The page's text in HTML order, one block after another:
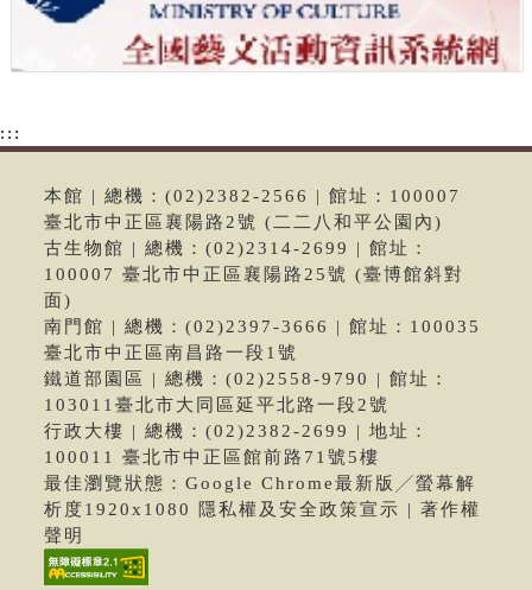
:::
本館 | 總機：(02)2382-2566 | 館址：100007
臺北市中正區襄陽路2號 (二二八和平公園內)
古生物館 | 總機：(02)2314-2699 | 館址：
100007 臺北市中正區襄陽路25號 (臺博館斜對
面)
南門館 | 總機：(02)2397-3666 | 館址：100035
臺北市中正區南昌路一段1號
鐵道部園區 | 總機：(02)2558-9790 | 館址：
103011臺北市大同區延平北路一段2號
行政大樓 | 總機：(02)2382-2699 | 地址：
100011 臺北市中正區館前路71號5樓
最佳瀏覽狀態：Google Chrome最新版╱螢幕解
析度1920x1080 隱私權及安全政策宣示 | 著作權
聲明